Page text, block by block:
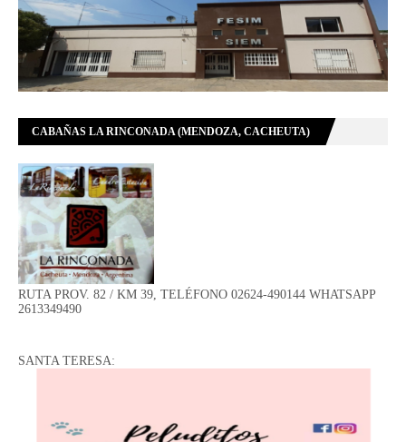
CABAÑAS LA RINCONADA (MENDOZA, CACHEUTA)
RUTA PROV. 82 / KM 39, TELÉFONO 02624-490144 WHATSAPP
2613349490
SANTA TERESA: